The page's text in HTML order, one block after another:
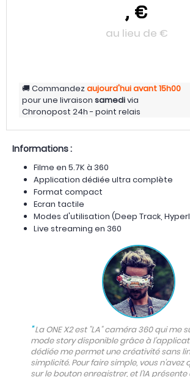
, €
au lieu de €
Commandezaujourd'huiavant 15h00
pour une livraison samedivia
Chronopost 24h - point relais
Informations :
Filme en 5.7K à 360
Application dédiée ultra complète
Format compact
Ecran tactile
Modes d'utilisation (Deep Track,
Live streaming en 360
"La ONE X2 est "LA" caméra 360 qui me
mode story disponible grâce à
dédiée me permet une créativité sans
simplicité. Pour faire simple, vous n'avez
sur le bouton enregistrer, et l'IA